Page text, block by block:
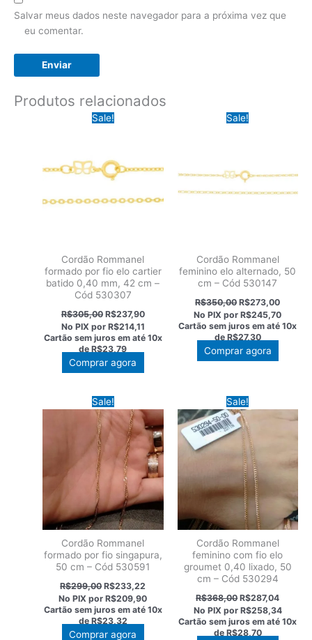
Salvar meus dados neste navegador para a próxima vez que
eu comentar.
Produtos relacionados
Sale!
Cordão Rommanel
formado por fio elo cartier
batido 0,40 mm, 42 cm –
Cód 530307
R$305,00 O
preço
original
era:
R$305,00.
R$237,90O
preço
atual
é:
R$237,90.
No PIX por R$214,11
Cartão sem juros em até 10x
de R$23,79
Comprar agora
Sale!
Cordão Rommanel
feminino elo alternado, 50
cm – Cód 530147
R$350,00O
preço
original
era:
R$350,00.
R$273,00O
preço
atual
é:
No PIX porR$245,70
Cartão sem juros em até10x
deR$27,30
Comprar agora
Sale!
Cordão Rommanel
formado por fio singapura,
50 cm – Cód 530591
R$299,00O
preço
original
era:
R$299,00.
R$233,22
preço
atual
é:
R$233,22.
No PIX porR$209,90
Cartão sem juros em até 10x
deR$23,32
Comprar agora
Sale!
Cordão Rommanel
feminino com fio elo
groumet 0,40 lixado, 50
cm – Cód 530294
R$368,00O
preço
original
era:
R$287,04
preço
atual
é:
No PIX por R$258,34
Cartão sem juros em até10x
deR$28,70